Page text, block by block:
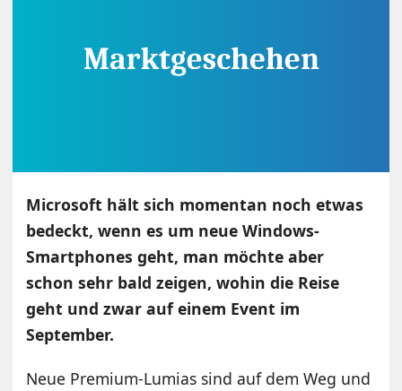
Microsoft hält sich momentan noch etwas
bedeckt, wenn es um neue Windows-
Smartphones geht, man möchte aber
schon sehr bald zeigen, wohin die Reise
geht und zwar auf einem Event im
September.
Neue Premium-Lumias sind auf dem Weg und